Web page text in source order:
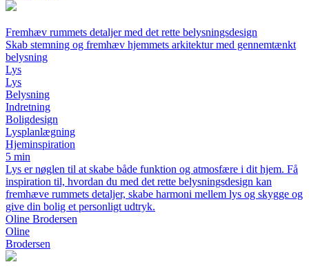
Fremhæv rummets detaljer med det rette belysningsdesign
Skab stemning og fremhæv hjemmets arkitektur med gennemtænkt
belysning
Lys
Lys
Belysning
Indretning
Boligdesign
Lysplanlægning
Hjeminspiration
5 min
Lys er nøglen til at skabe både funktion og atmosfære i dit hjem. Få
inspiration til, hvordan du med det rette belysningsdesign kan
fremhæve rummets detaljer, skabe harmoni mellem lys og skygge og
give din bolig et personligt udtryk.
Oline Brodersen
Oline
Brodersen